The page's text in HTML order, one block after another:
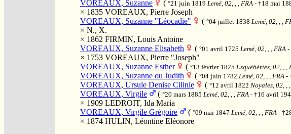
VOREAUX, Suzanne
( °21 juin 1819 Lemé, 02, , , FRA - †18 mai
× 1835 VOREAUX, Pierre Joseph
VOREAUX, Suzanne "Léocadie"
( °04 juillet 1838 Lemé, 02, , ,
× N., X.
× 1862 FIRMIN, Louis Antoine
VOREAUX, Suzanne Elisabeth
( °01 avril 1725 Lemé, 02, , , FRA -
× 1753 VOREAUX, Pierre "Joseph"
VOREAUX, Suzanne Esther
( °13 février 1825 Esquéhéries, 02, , ,
VOREAUX, Suzanne ou Judith
( °04 juin 1782 Lemé, 02, , , FRA -
VOREAUX, Ursule Denise Cilinie
( °12 avril 1822 Noyales, 02, ,
VOREAUX, Virgile
( °20 mars 1885 Lemé, 02, , , FRA - †16 avril
× 1909 LEDROIT, Ida Maria
VOREAUX, Virgile Grégoire
( °09 mai 1847 Lemé, 02, , , FRA -
× 1874 HULIN, Léontine Eléonore